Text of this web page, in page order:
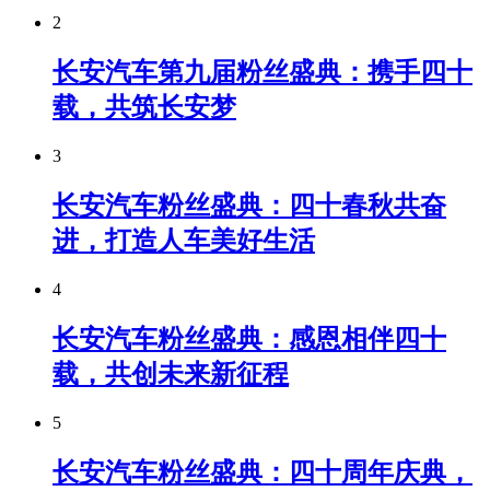
2
长安汽车第九届粉丝盛典：携手四十
载，共筑长安梦
3
长安汽车粉丝盛典：四十春秋共奋
进，打造人车美好生活
4
长安汽车粉丝盛典：感恩相伴四十
载，共创未来新征程
5
长安汽车粉丝盛典：四十周年庆典，